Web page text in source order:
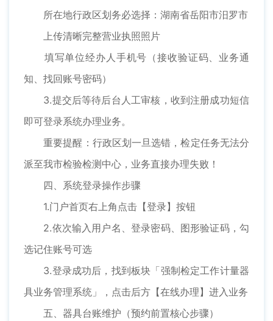
所在地行政区划务必选择：湖南省岳阳市汨罗市
上传清晰完整营业执照照片
填写单位经办人手机号（接收验证码、业务通
知、找回账号密码）
3.提交后等待后台人工审核，收到注册成功短信
即可登录系统办理业务。
重要提醒：行政区划一旦选错，检定任务无法分
派至我市检验检测中心，业务直接办理失败！
四、系统登录操作步骤
1.门户首页右上角点击【登录】按钮
2.依次输入用户名、登录密码、图形验证码，勾
选记住账号可选
3.登录成功后，找到板块「强制检定工作计量器
具业务管理系统」，点击后方【在线办理】进入业务
五、器具台账维护（预约前置核心步骤）